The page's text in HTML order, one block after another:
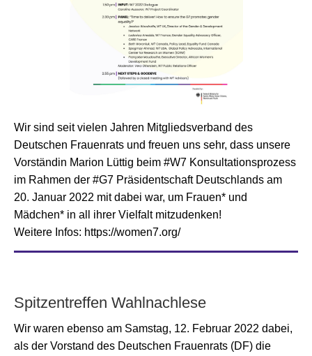
Wir sind seit vielen Jahren Mitgliedsverband des
Deutschen Frauenrats und freuen uns sehr, dass unsere
Vorständin Marion Lüttig beim #W7 Konsultationsprozess
im Rahmen der #G7 Präsidentschaft Deutschlands am
20. Januar 2022 mit dabei war, um Frauen* und
Mädchen* in all ihrer Vielfalt mitzudenken!
Weitere Infos: https://women7.org/
Spitzentreffen Wahlnachlese
Wir waren ebenso am Samstag, 12. Februar 2022 dabei,
als der Vorstand des Deutschen Frauenrats (DF) die